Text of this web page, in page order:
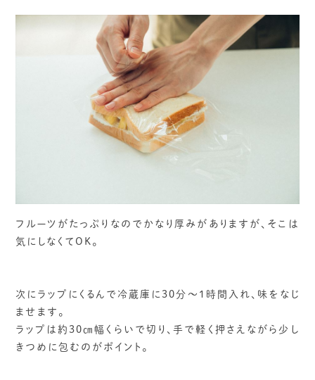
フルーツがたっぷりなのでかなり厚みがありますが、そこは
気にしなくてOK。
次にラップにくるんで冷蔵庫に30分～1時間入れ、味をなじ
ませます。
ラップは約30㎝幅くらいで切り、手で軽く押さえながら少し
きつめに包むのがポイント。